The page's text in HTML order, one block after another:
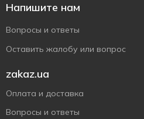
Напишите нам
Вопросы и ответы
Оставить жалобу или вопрос
zakaz.ua
Оплата и доставка
Вопросы и ответы